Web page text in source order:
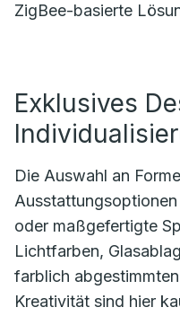
ZigBee-basierte
Exklusives
Die Auswahl an
oder maßgefertigte
Lichtfarben,
farblich
Kreativität sind hier